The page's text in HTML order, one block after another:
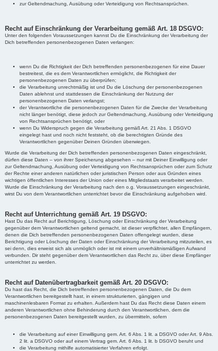
zur Geltendmachung, Ausübung oder Verteidigung von Rechtsansprüchen.
Recht auf Einschränkung der Verarbeitung gemäß Art. 18 DSGVO:
Unter den folgenden Voraussetzungen kannst Du die Einschränkung der Verarbeitung der
Dich betreffenden personenbezogenen Daten verlangen:
wenn Du die Richtigkeit der Dich betreffenden personenbezogenen für eine Dauer
bestreitest, die es dem Verantwortlichen ermöglicht, die Richtigkeit der
personenbezogenen Daten zu überprüfen;
die Verarbeitung unrechtmäßig ist und Du die Löschung der personenbezogenen
Daten ablehnst und stattdessen die Einschränkung der Nutzung der
personenbezogenen Daten verlangst;
der Verantwortliche die personenbezogenen Daten für die Zwecke der Verarbeitung
nicht länger benötigt, diese jedoch zur Geltendmachung, Ausübung oder Verteidigung
von Rechtsansprüchen benötigt, oder
wenn Du Widerspruch gegen die Verarbeitung gemäß Art. 21 Abs. 1 DSGVO
eingelegt hast und noch nicht feststeht, ob die berechtigten Gründe des
Verantwortlichen gegenüber Deinen Gründen überwiegen.
Wurde die Verarbeitung der Dich betreffenden personenbezogenen Daten eingeschränkt,
dürfen diese Daten – von ihrer Speicherung abgesehen – nur mit Deiner Einwilligung oder
zur Geltendmachung, Ausübung oder Verteidigung von Rechtsansprüchen oder zum Schutz
der Rechte einer anderen natürlichen oder juristischen Person oder aus Gründen eines
wichtigen öffentlichen Interesses der Union oder eines Mitgliedstaats verarbeitet werden.
Wurde die Einschränkung der Verarbeitung nach den o.g. Voraussetzungen eingeschränkt,
wirst Du von dem Verantwortlichen unterrichtet bevor die Einschränkung aufgehoben wird.
Recht auf Unterrichtung gemäß Art. 19 DSGVO:
Hast Du das Recht auf Berichtigung, Löschung oder Einschränkung der Verarbeitung
gegenüber dem Verantwortlichen geltend gemacht, ist dieser verpflichtet, allen Empfängern,
denen die Dich betreffenden personenbezogenen Daten offengelegt wurden, diese
Berichtigung oder Löschung der Daten oder Einschränkung der Verarbeitung mitzuteilen, es
sei denn, dies erweist sich als unmöglich oder ist mit einem unverhältnismäßigen Aufwand
verbunden. Dir steht gegenüber dem Verantwortlichen das Recht zu, über diese Empfänger
unterrichtet zu werden.
Recht auf Datenübertragbarkeit gemäß Art. 20 DSGVO:
Du hast das Recht, die Dich betreffenden personenbezogenen Daten, die Du dem
Verantwortlichen bereitgestellt hast, in einem strukturierten, gängigen und
maschinenlesbaren Format zu erhalten. Außerdem hast Du das Recht diese Daten einem
anderen Verantwortlichen ohne Behinderung durch den Verantwortlichen, dem die
personenbezogenen Daten bereitgestellt wurden, zu übermitteln, sofern
die Verarbeitung auf einer Einwilligung gem. Art. 6 Abs. 1 lit. a DSGVO oder Art. 9 Abs.
2 lit. a DSGVO oder auf einem Vertrag gem. Art. 6 Abs. 1 lit. b DSGVO beruht und
die Verarbeitung mithilfe automatisierter Verfahren erfolgt.